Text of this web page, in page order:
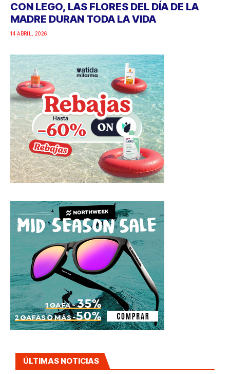
CON LEGO, LAS FLORES DEL DÍA DE LA
MADRE DURAN TODA LA VIDA
14 ABRIL, 2026
ÚLTIMAS NOTICIAS